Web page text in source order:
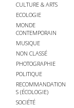
CULTURE & ARTS
ECOLOGIE
MONDE
CONTEMPORAIN
MUSIQUE
NON CLASSÉ
PHOTOGRAPHIE
POLITIQUE
RECOMMANDATION
S (ÉCOLOGIE)
SOCIÉTÉ